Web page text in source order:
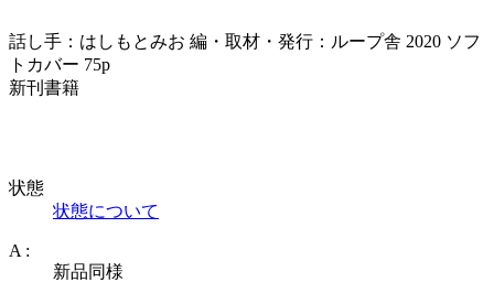
話し手：はしもとみお 編・取材・発行：ループ舎 2020 ソフ
トカバー 75p
新刊書籍
状態
状態について
A :
新品同様